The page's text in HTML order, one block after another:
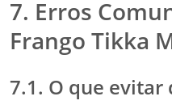
7. Erros
Frango Tikka
7.1. O que